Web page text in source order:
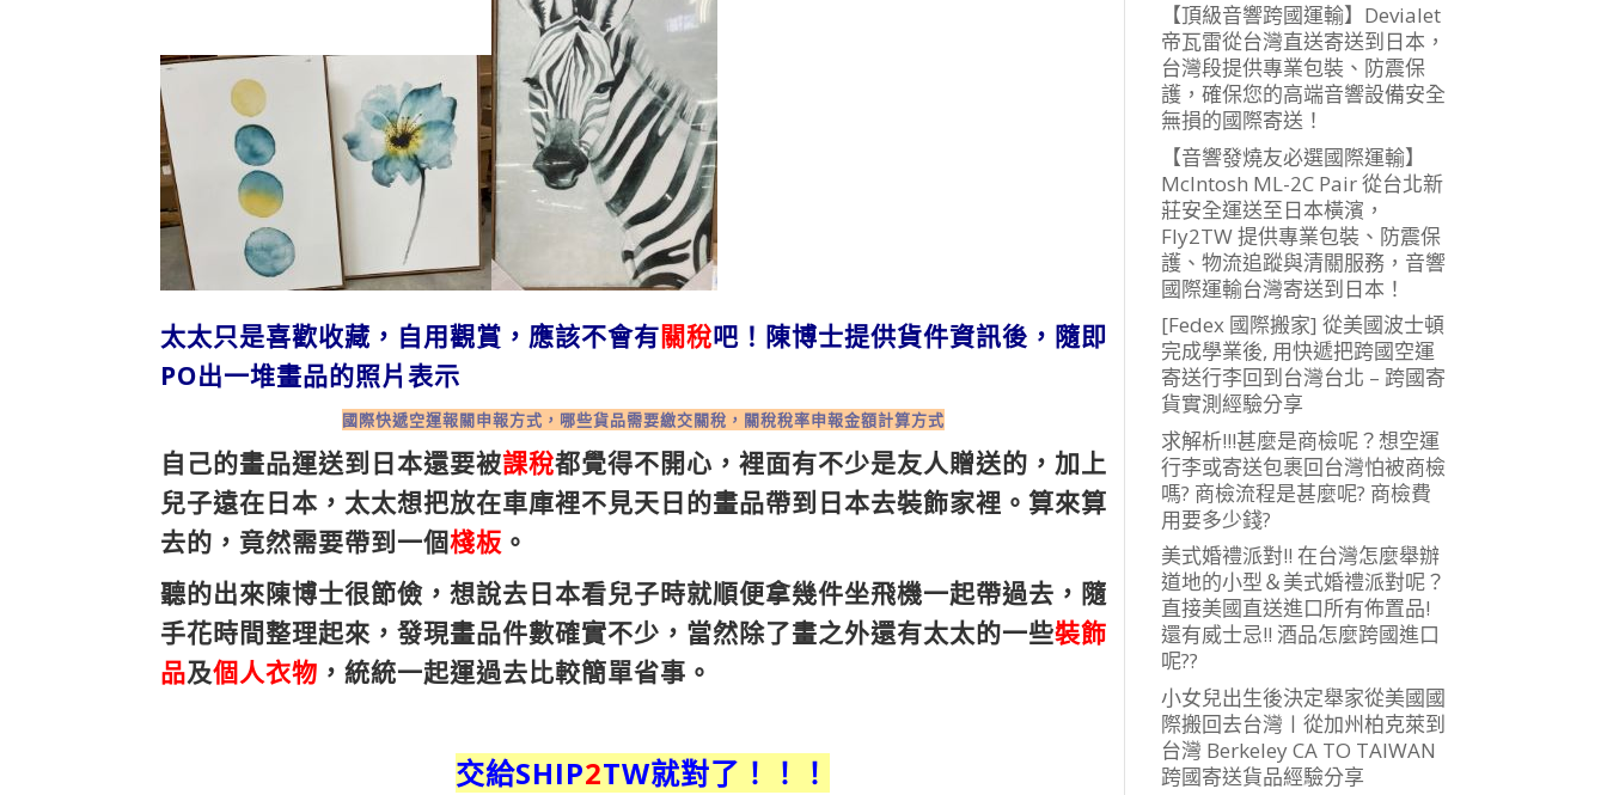
太太只是喜歡收藏，自用觀賞，應該不會有關稅吧！ 陳博士提供貨件資訊後，隨即
PO出一堆畫品的照片表示
國際快遞空運報關申報方式，哪些貨品需要繳交關稅，關稅稅率申報金額計算方式
自己的畫品運送到日本還要被課稅都覺得不開心，裡面有不少是友人贈送的，加上
兒子遠在日本，太太想把放在車庫裡不見天日的畫品帶到日本去裝飾家裡。算來算
去的，竟然需要帶到一個棧板 。
聽的出來陳博士很節儉，想說去日本看兒子時就順便拿幾件坐飛機一起帶過去，隨
手花時間整理起來，發現畫品件數確實不少，當然除了畫之外還有太太的一些裝飾
品及個人衣物 ，統統一起運過去比較簡單省事。
交給SHIP2TW就對了！！！
【頂級音響跨國運輸】Devialet
帝瓦雷從台灣直送寄送到日本，
台灣段提供專業包裝、防震保
護，確保您的高端音響設備安全
無損的國際寄送！
【音響發燒友必選國際運輸】
McIntosh ML-2C Pair 從台北新
莊安全運送至日本橫濱，
Fly2TW 提供專業包裝、防震保
護、物流追蹤與清關服務，音響
國際運輸台灣寄送到日本！
[Fedex 國際搬家] 從美國波士頓
完成學業後, 用快遞把跨國空運
寄送行李回到台灣台北 – 跨國寄
貨實測經驗分享
求解析!!!甚麼是商檢呢？想空運
行李或寄送包裹回台灣怕被商檢
嗎? 商檢流程是甚麼呢? 商檢費
用要多少錢?
美式婚禮派對!! 在台灣怎麼舉辦
道地的小型＆美式婚禮派對呢？
直接美國直送進口所有佈置品!
還有威士忌!! 酒品怎麼跨國進口
呢??
小女兒出生後決定舉家從美國國
際搬回去台灣〡從加州柏克萊到
台灣 Berkeley CA TO TAIWAN
跨國寄送貨品經驗分享